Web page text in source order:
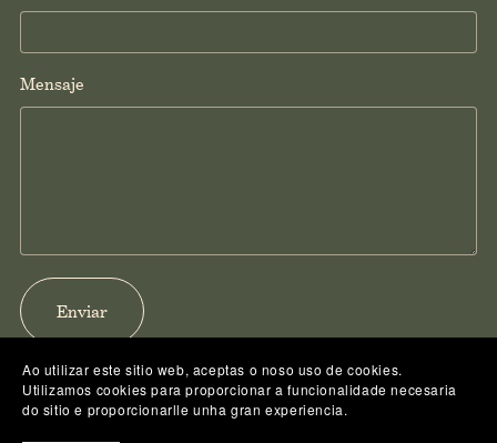
Mensaje
Enviar
Ao utilizar este sitio web, aceptas o noso uso de cookies.
Utilizamos cookies para proporcionar a funcionalidade necesaria
do sitio e proporcionarlle unha gran experiencia.